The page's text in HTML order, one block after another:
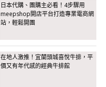
日本代購、團購主必看！4步驟用
meepshop開店平台打造專業電商網
站，輕鬆開團
在地人激推！宜蘭頭城喜悅牛排，平
價又有年代感的經典牛排館